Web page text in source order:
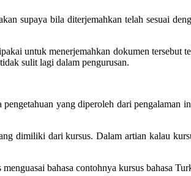
supaya bila diterjemahkan telah sesuai
untuk menerjemahkan dokumen tersebut
sulit lagi dalam pengurusan.
yang diperoleh dari pengalaman
dimiliki dari kursus. Dalam artian kalau
bahasa contohnya kursus bahasa